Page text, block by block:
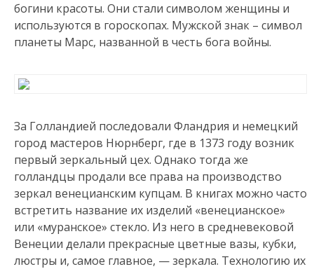
богини красоты. Они стали символом женщины и
используются в гороскопах. Мужской знак – символ
планеты Марс, названной в честь бога войны.
За Голландией последовали Фландрия и немецкий
город мастеров Нюрнберг, где в 1373 году возник
первый зеркальный цех. Однако тогда же
голландцы продали все права на производство
зеркал венецианским купцам. В книгах можно часто
встретить название их изделий «венецианское»
или «муранское» стекло. Из него в средневековой
Венеции делали прекрасные цветные вазы, кубки,
люстры и, самое главное, — зеркала. Технологию их